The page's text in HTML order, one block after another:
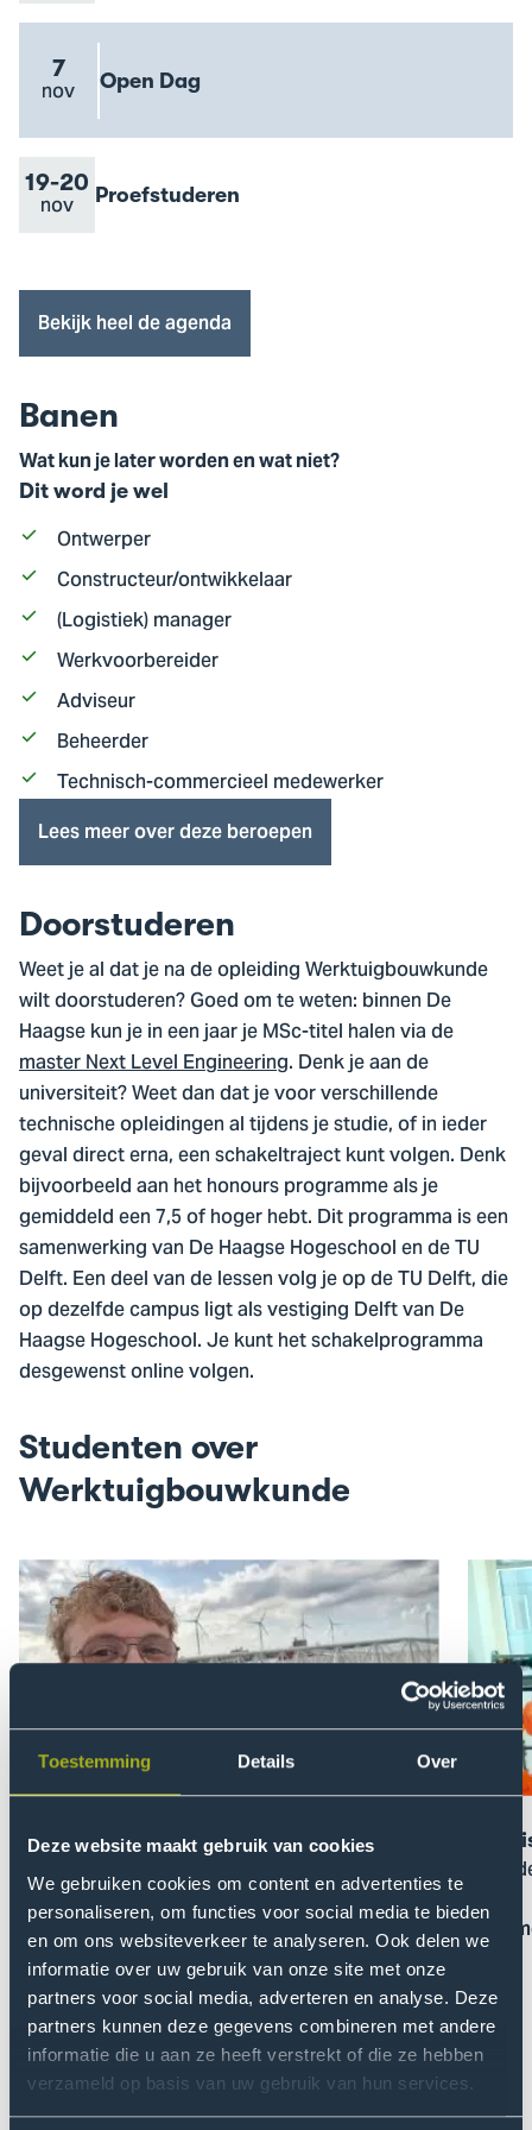
Toestemming Details Over
Deze website maakt gebruik van cookies
We gebruiken cookies om content en advertenties te
personaliseren, om functies voor social media te bieden
en om ons websiteverkeer te analyseren. Ook delen we
informatie over uw gebruik van onze site met onze
partners voor social media, adverteren en analyse. Deze
partners kunnen deze gegevens combineren met andere
informatie die u aan ze heeft verstrekt of die ze hebben
verzameld op basis van uw gebruik van hun services.
to
Meelopen
eventEvenement
datum
7
nov Evenement
Open Dag
Go
to
Dag
eventEvenement
Van
19-
Tot20
nov Evenement
Proefstuderen
Go
event
Bekijk heel de agenda
Banen
Wat kun je later worden en wat niet?
Dit word je wel
Ontwerper
Constructeur/ontwikkelaar
(Logistiek) manager
Werkvoorbereider
Adviseur
Beheerder
Technisch-commercieel medewerker
Lees meer over deze beroepen
Doorstuderen
Weet je al dat je na de opleiding Werktuigbouwkunde
wilt doorstuderen? Goed om te weten: binnen De
Haagse kun je in een jaar je MSc-titel halen via de
master Next Level Engineering. Denk je aan de
universiteit? Weet dan dat je voor verschillende
technische opleidingen al tijdens je studie, of in ieder
geval direct erna, een schakeltraject kunt volgen. Denk
bijvoorbeeld aan het honours programme als je
gemiddeld een 7,5 of hoger hebt. Dit programma is een
samenwerking van De Haagse Hogeschool en de TU
Delft. Een deel van de lessen volg je op de TU Delft, die
op dezelfde campus ligt als vestiging Delft van De
Haagse Hogeschool. Je kunt het schakelprogramma
desgewenst online volgen.
Studenten over
Werktuigbouwkunde
Open
de
pop-
up
Stef
van
Velden
Stef van Velden
Over ontwerpen en bouwen
Lees meer en mail mij
Open
pop-
up
van
Dennis
Lees
Toon
vorige
slide
Docenten over